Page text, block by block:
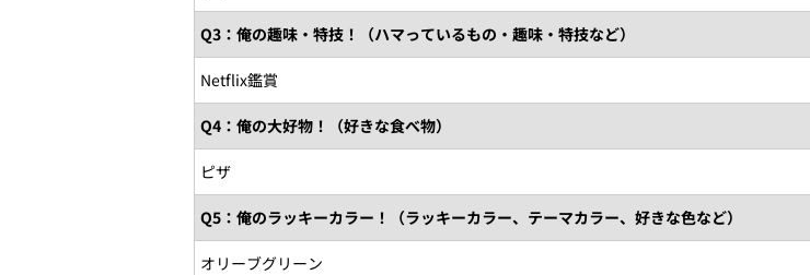
Q3：俺の趣味・特技！（ハマっているもの・趣味・特技など）
Netflix鑑賞
Q4：俺の大好物！（好きな食べ物）
ピザ
Q5：俺のラッキーカラー！（ラッキーカラー、テーマカラー、好きな色など）
オリーブグリーン